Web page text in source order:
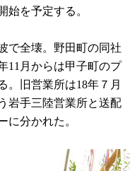
始を予定する。
で全壊。野田町の同社
11月からは甲子町のプ
。旧営業所は18年７月
岩手三陸営業所と送配
に分かれた。